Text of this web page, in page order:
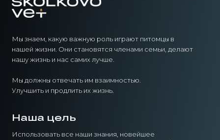
Мы знаем, какую важную роль играют питомцы в
нашей жизни. Они становятся членами семьи, делают
нашу жизнь и нас самих лучше.
Мы должны отвечать им взаимностью.
Улучшить и продлить их жизнь.
Наша цель
Использовать все наши знания, новейшее